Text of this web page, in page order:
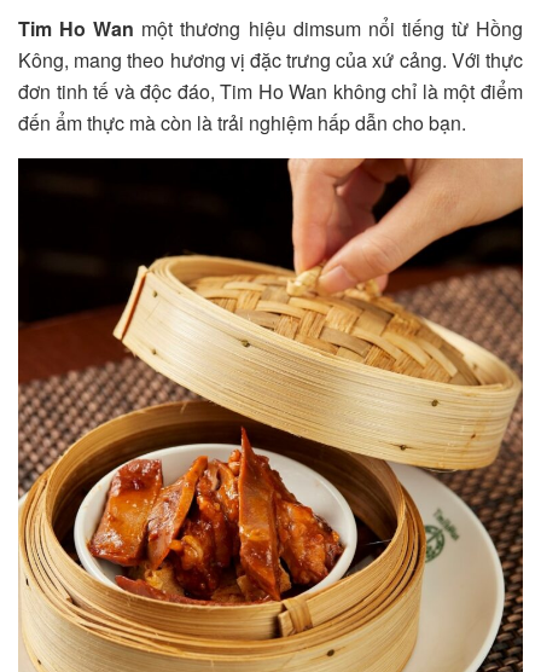
Tim Ho Wan một thương hiệu dimsum nổi tiếng từ Hồng
Kông, mang theo hương vị đặc trưng của xứ cảng. Với thực
đơn tinh tế và độc đáo, Tim Ho Wan không chỉ là một điểm
đến ẩm thực mà còn là trải nghiệm hấp dẫn cho bạn.